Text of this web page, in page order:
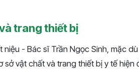
trang thiết bị
niệu - Bác sĩ Trần Ngọc Sinh, mặc
sở vật chất và trang thiết bị y tế hiện